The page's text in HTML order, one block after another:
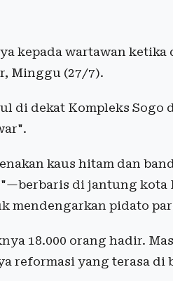
kepada wartawan
Minggu (27/7).
di dekat Kompleks Sogo
kaus hitam dan
di jantung kota
mendengarkan pidato
18.000 orang hadir.
reformasi yang terasa di